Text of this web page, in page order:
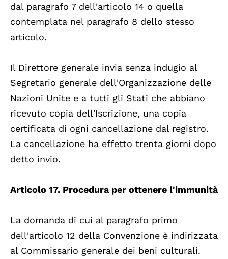
dal paragrafo 7 dell'articolo 14 o quella
contemplata nel paragrafo 8 dello stesso
articolo.
Il Direttore generale invia senza indugio al
Segretario generale dell'Organizzazione delle
Nazioni Unite e a tutti gli Stati che abbiano
ricevuto copia dell'Iscrizione, una copia
certificata di ogni cancellazione dal registro.
La cancellazione ha effetto trenta giorni dopo
detto invio.
Articolo 17. Procedura per ottenere l'immunità
La domanda di cui al paragrafo primo
dell'articolo 12 della Convenzione è indirizzata
al Commissario generale dei beni culturali.